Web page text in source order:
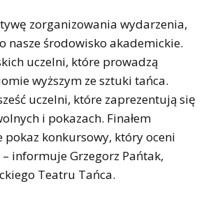
zorganizowania wydarzenia,
nasze środowisko akademickie.
uczelni, które prowadzą
wyższym ze sztuki tańca.
uczelni, które zaprezentują się
i pokazach. Finałem
konkursowy, który oceni
informuje Grzegorz Pańtak,
Teatru Tańca.